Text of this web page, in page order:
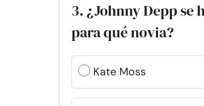
3. ¿Johnny Depp se
para qué novia?
Kate Moss